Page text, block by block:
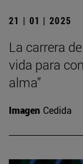
21 | 01 | 2025
La carrera
vida para
alma”
Imagen Cedida